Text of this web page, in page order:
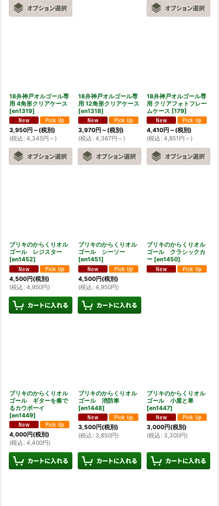
18弁神戸オルゴール専
用 4角形クリアケース
[en1319]
3,950円 ～ (税別)
(税込 : 4,345円 ～)
18弁神戸オルゴール専
用 12角形クリアケース
[en1318]
3,970円 ～ (税別)
(税込 : 4,367円 ～)
18弁神戸オルゴール専
用 クリアフォトフレー
ムケース [179]
4,410円 ～ (税別)
(税込 : 4,851 円 ～)
ブリキのからくりオル
ゴール レジスター
[en1452]
4,500円(税別)
(税込 : 4,950円)
ブリキのからくりオル
ゴール シーソー
[en1451]
4,500円(税別)
(税込 : 4,950円)
ブリキのからくりオル
ゴール クラシックカ
ー [en1450]
ブリキのからくりオル
ゴール ギターを奏で
るカウボーイ
[en1449]
4,000円(税別)
(税込 : 4,400円)
ブリキのからくりオル
ゴール 消防車
[en1448]
3,500円(税別)
(税込 : 3,850円)
ブリキのからくりオル
ゴール 小屋と車
[en1447]
3,000円(税別)
(税込 : 3,300円)